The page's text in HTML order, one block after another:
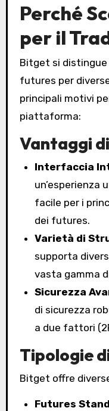
Perché
per il
Bitget si distingue
futures per
principali motivi
piattaforma:
Vantaggi
Interfaccia
un’esperienza
facile per i
dei futures.
Varietà di
supporta
vasta gamma
Sicurezza
di sicurezza
a due fattori
Tipologie
Bitget offre
Futures